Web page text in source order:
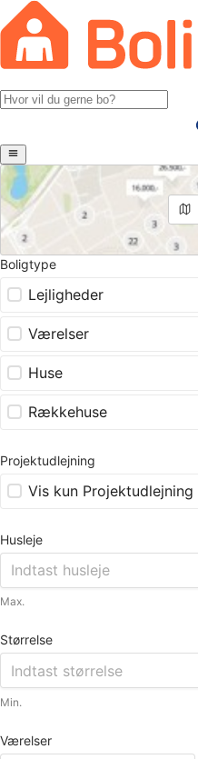
Boligtype
Lejligheder
Værelser
Huse
Rækkehuse
Projektudlejning
Vis kun Projektudlejning
Husleje
Max.
Størrelse
Min.
Værelser